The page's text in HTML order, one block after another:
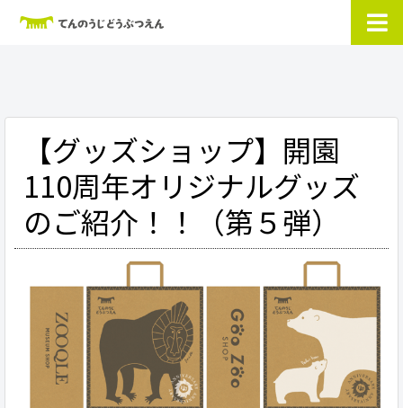
【グッズショップ】開園
110周年オリジナルグッズ
のご紹介！！（第５弾）